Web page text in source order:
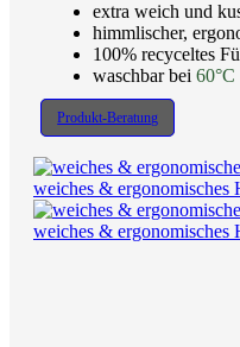
extra weich und
himmlischer,
100% recyceltes
waschbar bei 60°C
Produkt-Beratung
weiches & ergonomisches
weiches & ergonomisches